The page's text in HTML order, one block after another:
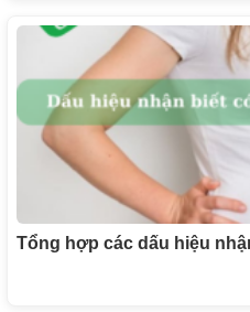
Tổng hợp các dấu hiệu